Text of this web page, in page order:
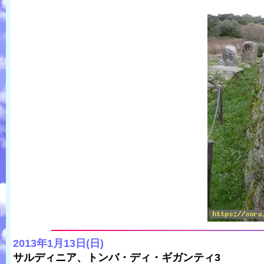
2013年1月13日(日)
サルディニア、トンバ・ディ・ギガンティ3